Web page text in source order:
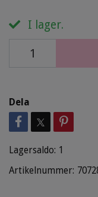
I lager.
Dela
Lagersaldo: 1
Artikelnummer: